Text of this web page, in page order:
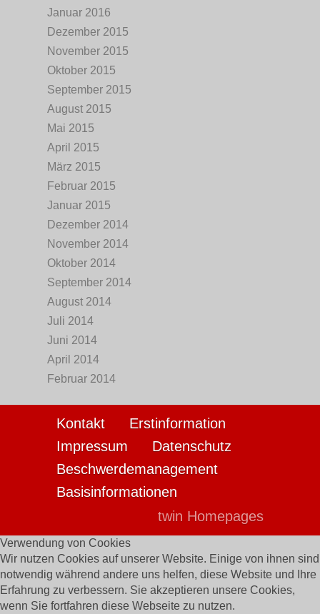
Januar 2016
Dezember 2015
November 2015
Oktober 2015
September 2015
August 2015
Mai 2015
April 2015
März 2015
Februar 2015
Januar 2015
Dezember 2014
November 2014
Oktober 2014
September 2014
August 2014
Juli 2014
Juni 2014
April 2014
Februar 2014
Kontakt
Erstinformation
Impressum
Datenschutz
Beschwerdemanagement
Basisinformationen
twin Homepages
Verwendung von Cookies
Wir nutzen Cookies auf unserer Website. Einige von ihnen sind
notwendig während andere uns helfen, diese Website und Ihre
Erfahrung zu verbessern. Sie akzeptieren unsere Cookies,
wenn Sie fortfahren diese Webseite zu nutzen.